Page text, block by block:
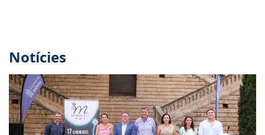
Notícies